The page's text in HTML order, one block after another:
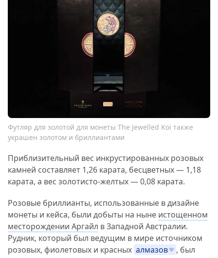
Футляр для золотой для монеты The Jewelled Koi также
украшен золотом и бриллиантами
Приблизительный вес инкрустированных розовых
камней составляет 1,26 карата, бесцветных — 1,18
карата, а вес золотисто-желтых — 0,08 карата.
Розовые бриллианты, использованные в дизайне
монеты и кейса, были добыты на ныне истощенном
месторождении Аргайл в Западной Австралии.
Рудник, который был ведущим в мире источником
розовых, фиолетовых и красных алмазов
, был